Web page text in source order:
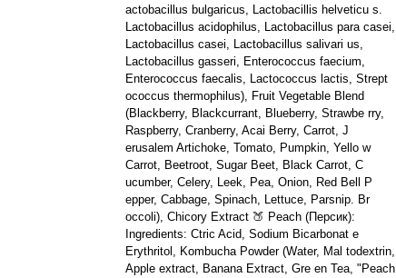
actobacillus bulgaricus, Lactobacillis helveticu s.
Lactobacillus acidophilus, Lactobacillus para casei,
Lactobacillus casei, Lactobacillus salivari us,
Lactobacillus gasseri, Enterococcus faecium,
Enterococcus faecalis, Lactococcus lactis, Strept
ococcus thermophilus), Fruit Vegetable Blend
(Blackberry, Blackcurrant, Blueberry, Strawbe rry,
Raspberry, Cranberry, Acai Berry, Carrot, J
erusalem Artichoke, Tomato, Pumpkin, Yello w
Carrot, Beetroot, Sugar Beet, Black Carrot, C
ucumber, Celery, Leek, Pea, Onion, Red Bell P
epper, Cabbage, Spinach, Lettuce, Parsnip. Br
occoli), Chicory Extract 🍑 Peach (Персик):
Ingredients: Ctric Acid, Sodium Bicarbonat e
Erythritol, Kombucha Powder (Water, Mal todextrin,
Apple extract, Banana Extract, Gre en Tea, "Peach